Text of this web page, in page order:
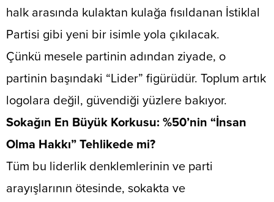
halk arasında kulaktan kulağa fısıldanan İstiklal
Partisi gibi yeni bir isimle yola çıkılacak.
​Çünkü mesele partinin adından ziyade, o
partinin başındaki “Lider” figürüdür. Toplum artık
logolara değil, güvendiği yüzlere bakıyor.
​Sokağın En Büyük Korkusu: %50’nin “İnsan
Olma Hakkı” Tehlikede mi?
​Tüm bu liderlik denklemlerinin ve parti
arayışlarının ötesinde, sokakta ve